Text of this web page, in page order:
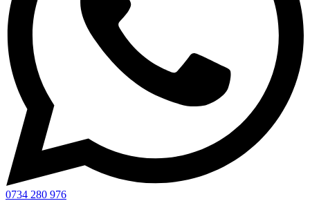
0734 280 976